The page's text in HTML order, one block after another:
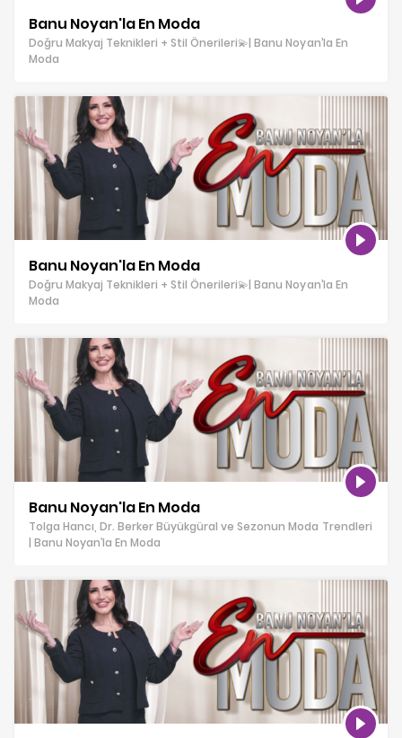
Banu Noyan'la En Moda
Doğru Makyaj Teknikleri + Stil Önerileri💫| Banu Noyan’la En
Moda
Banu Noyan'la En Moda
Doğru Makyaj Teknikleri + Stil Önerileri💫| Banu Noyan’la En
Moda
Banu Noyan'la En Moda
Tolga Hancı, Dr. Berker Büyükgüral ve Sezonun Moda Trendleri
| Banu Noyan’la En Moda